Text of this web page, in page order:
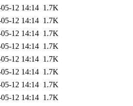
12 14:14 1.7K
12 14:14 1.7K
12 14:14 1.7K
12 14:14 1.7K
12 14:14 1.7K
12 14:14 1.7K
12 14:14 1.7K
12 14:14 1.7K